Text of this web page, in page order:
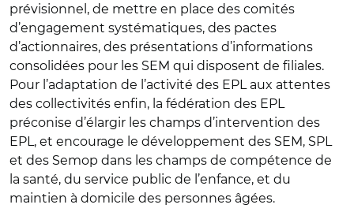
prévisionnel, de mettre en place des comités
d’engagement systématiques, des pactes
d’actionnaires, des présentations d’informations
consolidées pour les SEM qui disposent de filiales.
Pour l’adaptation de l’activité des EPL aux attentes
des collectivités enfin, la fédération des EPL
préconise d’élargir les champs d’intervention des
EPL, et encourage le développement des SEM, SPL
et des Semop dans les champs de compétence de
la santé, du service public de l’enfance, et du
maintien à domicile des personnes âgées.